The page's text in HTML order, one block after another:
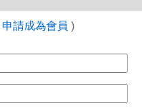
申請成為會員 )